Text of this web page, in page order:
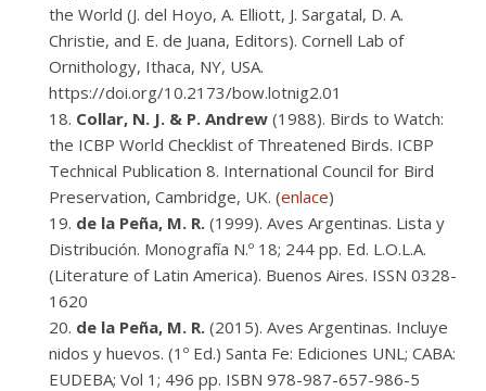
the World (J. del Hoyo, A. Elliott, J. Sargatal, D. A.
Christie, and E. de Juana, Editors). Cornell Lab of
Ornithology, Ithaca, NY, USA.
https://doi.org/10.2173/bow.lotnig2.01
Collar, N. J. & P. Andrew (1988). Birds to Watch:
the ICBP World Checklist of Threatened Birds. ICBP
Technical Publication 8. International Council for Bird
Preservation, Cambridge, UK. (enlace)
de la Peña, M. R. (1999). Aves Argentinas. Lista y
Distribución. Monografía N.º 18; 244 pp. Ed. L.O.L.A.
(Literature of Latin America). Buenos Aires. ISSN 0328-
1620
de la Peña, M. R. (2015). Aves Argentinas. Incluye
nidos y huevos. (1º Ed.) Santa Fe: Ediciones UNL; CABA:
EUDEBA; Vol 1; 496 pp. ISBN 978-987-657-986-5